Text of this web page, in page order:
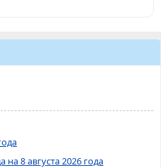
8 августа 2026 года